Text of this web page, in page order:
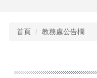
首頁 教務處公告欄